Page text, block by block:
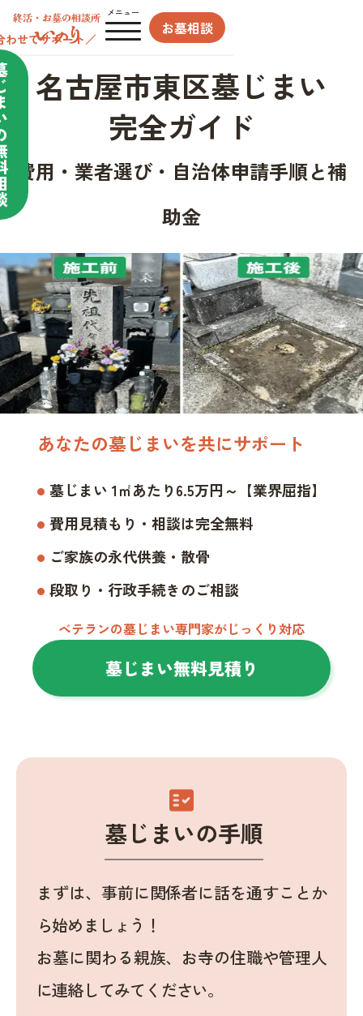
メニュー
お墓相談
わせてサポート／
名古屋市東区墓じまい
完全ガイド
費用・業者選び・自治体申請手順と補
助金
あなたの墓じまいを共にサポート
墓じまい 1㎡あたり6.5万円～【業界屈指】
費用見積もり・相談は完全無料
ご家族の永代供養・散骨
段取り・行政手続きのご相談
ベテランの墓じまい専門家がじっくり対応
墓じまい無料見積り
fact_check
墓じまいの手順
まずは、事前に関係者に話を通すことか
ら始めましょう！
お墓に関わる親族、お寺の住職や管理人
に連絡してみてください。